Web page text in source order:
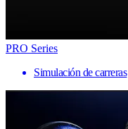
PRO Series
Simulación de carreras